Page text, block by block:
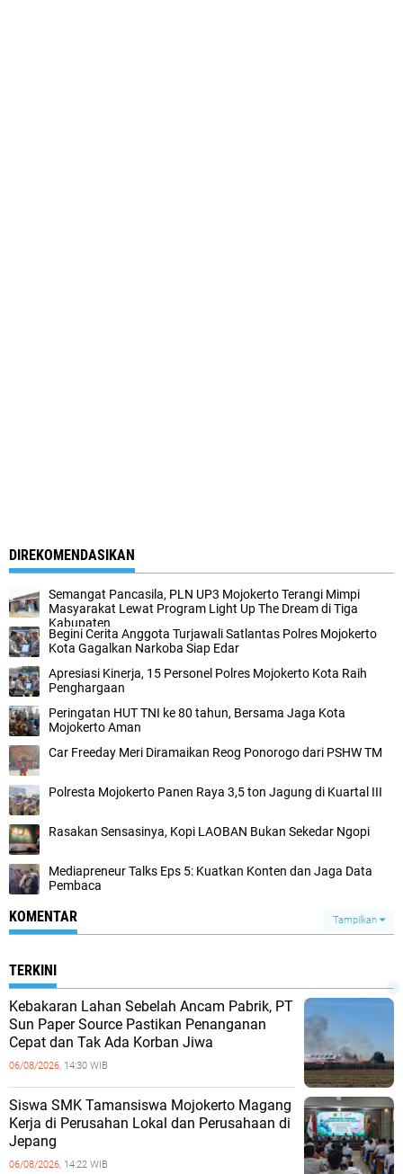
DIREKOMENDASIKAN
Semangat Pancasila, PLN UP3 Mojokerto Terangi Mimpi
Masyarakat Lewat Program Light Up The Dream di Tiga
Kabupaten
Begini Cerita Anggota Turjawali Satlantas Polres Mojokerto
Kota Gagalkan Narkoba Siap Edar
Apresiasi Kinerja, 15 Personel Polres Mojokerto Kota Raih
Penghargaan
Peringatan HUT TNI ke 80 tahun, Bersama Jaga Kota
Mojokerto Aman
Car Freeday Meri Diramaikan Reog Ponorogo dari PSHW TM
Polresta Mojokerto Panen Raya 3,5 ton Jagung di Kuartal III
Rasakan Sensasinya, Kopi LAOBAN Bukan Sekedar Ngopi
Mediapreneur Talks Eps 5: Kuatkan Konten dan Jaga Data
Pembaca
KOMENTAR Tampilkan
TERKINI
Kebakaran Lahan Sebelah Ancam Pabrik, PT
Sun Paper Source Pastikan Penanganan
Cepat dan Tak Ada Korban Jiwa
06/08/2026, 14:30 WIB
Siswa SMK Tamansiswa Mojokerto Magang
Kerja di Perusahan Lokal dan Perusahaan di
Jepang
06/08/2026, 14:22 WIB